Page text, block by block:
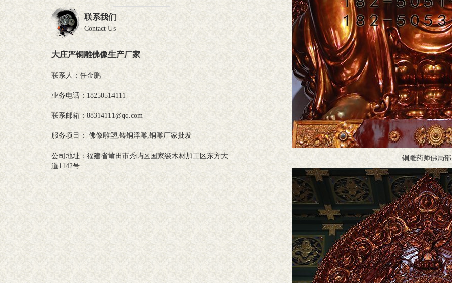
联系我们
Contact Us
大庄严铜雕佛像生产厂家
联系人：任金鹏
业务电话：18250514111
联系邮箱：88314111@qq.com
服务项目： 佛像雕塑,铸铜浮雕,铜雕厂家批发
公司地址：福建省莆田市秀屿区国家级木材加工区东方大
道1142号
铜雕药师佛局